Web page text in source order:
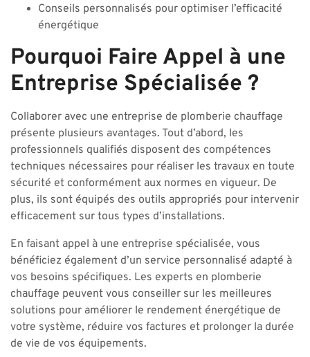
Conseils personnalisés pour optimiser l’efficacité
énergétique
Pourquoi Faire Appel à une
Entreprise Spécialisée ?
Collaborer avec une entreprise de plomberie chauffage
présente plusieurs avantages. Tout d’abord, les
professionnels qualifiés disposent des compétences
techniques nécessaires pour réaliser les travaux en toute
sécurité et conformément aux normes en vigueur. De
plus, ils sont équipés des outils appropriés pour intervenir
efficacement sur tous types d’installations.
En faisant appel à une entreprise spécialisée, vous
bénéficiez également d’un service personnalisé adapté à
vos besoins spécifiques. Les experts en plomberie
chauffage peuvent vous conseiller sur les meilleures
solutions pour améliorer le rendement énergétique de
votre système, réduire vos factures et prolonger la durée
de vie de vos équipements.